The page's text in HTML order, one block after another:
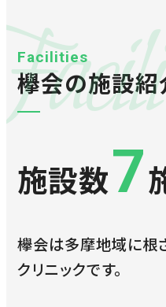
Facilities
欅会の施設紹
施設数7
欅会は多摩地域に根
クリニックです。